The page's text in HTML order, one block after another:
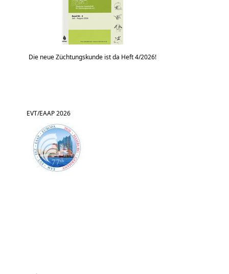
Die neue Züchtungskunde ist da Heft 4/2026!
EVT/EAAP 2026